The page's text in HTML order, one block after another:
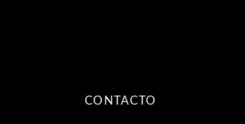
CONTACTO